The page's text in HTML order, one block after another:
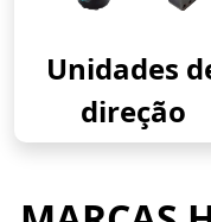
Unidades
direção